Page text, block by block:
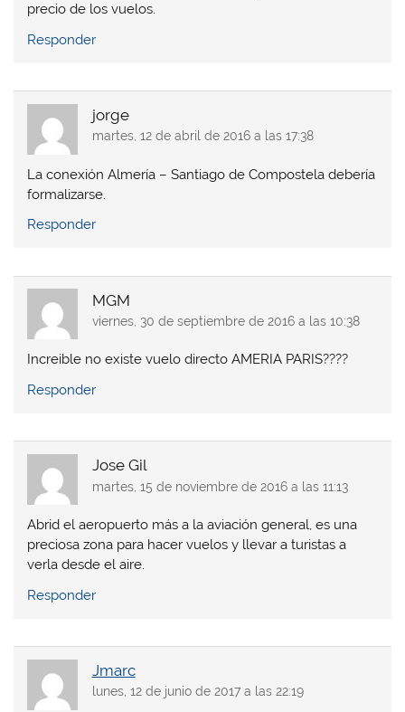
precio de los vuelos.
Responder
jorge
martes, 12 de abril de 2016 a las 17:38
La conexión Almería – Santiago de Compostela debería
formalizarse.
Responder
MGM
viernes, 30 de septiembre de 2016 a las 10:38
Increible no existe vuelo directo AMERIA PARIS????
Responder
Jose Gil
martes, 15 de noviembre de 2016 a las 11:13
Abrid el aeropuerto más a la aviación general, es una
preciosa zona para hacer vuelos y llevar a turistas a
verla desde el aire.
Responder
Jmarc
lunes, 12 de junio de 2017 a las 22:19